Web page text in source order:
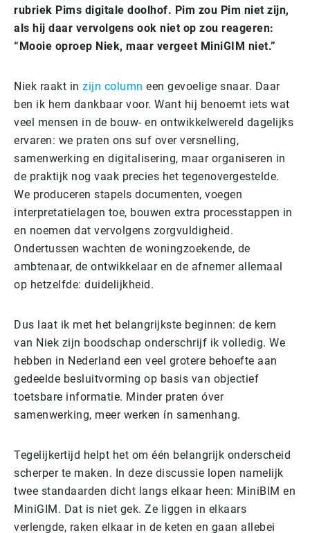
rubriek Pims digitale doolhof. Pim zou Pim niet zijn,
als hij daar vervolgens ook niet op zou reageren:
“Mooie oproep Niek, maar vergeet MiniGIM niet.”
Niek raakt in zijn column een gevoelige snaar. Daar
ben ik hem dankbaar voor. Want hij benoemt iets wat
veel mensen in de bouw- en ontwikkelwereld dagelijks
ervaren: we praten ons suf over versnelling,
samenwerking en digitalisering, maar organiseren in
de praktijk nog vaak precies het tegenovergestelde.
We produceren stapels documenten, voegen
interpretatielagen toe, bouwen extra processtappen in
en noemen dat vervolgens zorgvuldigheid.
Ondertussen wachten de woningzoekende, de
ambtenaar, de ontwikkelaar en de afnemer allemaal
op hetzelfde: duidelijkheid.
Dus laat ik met het belangrijkste beginnen: de kern
van Niek zijn boodschap onderschrijf ik volledig. We
hebben in Nederland een veel grotere behoefte aan
gedeelde besluitvorming op basis van objectief
toetsbare informatie. Minder praten óver
samenwerking, meer werken ín samenhang.
Tegelijkertijd helpt het om één belangrijk onderscheid
scherper te maken. In deze discussie lopen namelijk
twee standaarden dicht langs elkaar heen: MiniBIM en
MiniGIM. Dat is niet gek. Ze liggen in elkaars
verlengde, raken elkaar in de keten en gaan allebei